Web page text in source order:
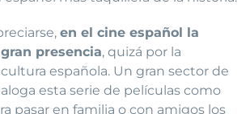
en el cine español la
presencia, quizá por la
española. Un gran sector de
esta serie de películas como
pasar en familia o con amigos los